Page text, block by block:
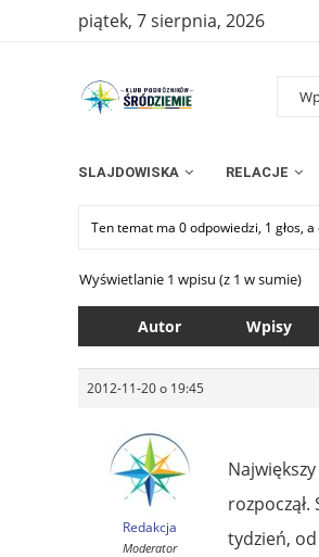
piątek, 7 sierpnia, 2026
SLAJDOWISKA RELACJE
Ten temat ma 0 odpowiedzi, 1 głos,
Wyświetlanie 1 wpisu (z 1 w sumie)
Autor Wpisy
2012-11-20 o 19:45
Redakcja
Moderator
tydzień,